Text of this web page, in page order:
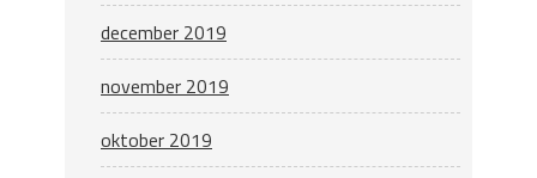
december 2019
november 2019
oktober 2019